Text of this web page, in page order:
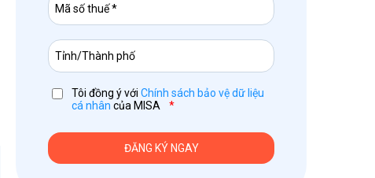
Tôi đồng ý với Chính sách bảo vệ dữ liệu
cá nhân của MISA *